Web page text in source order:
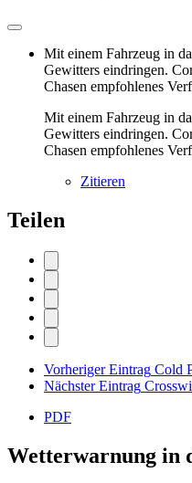
Mit einem Fahrzeug in
Gewitters eindringen.
Chasen empfohlenes
Mit einem Fahrzeug in
Gewitters eindringen.
Chasen empfohlenes
Zitieren
Teilen
Vorheriger Eintrag Cold
Nächster Eintrag
PDF
Wetterwarnung in